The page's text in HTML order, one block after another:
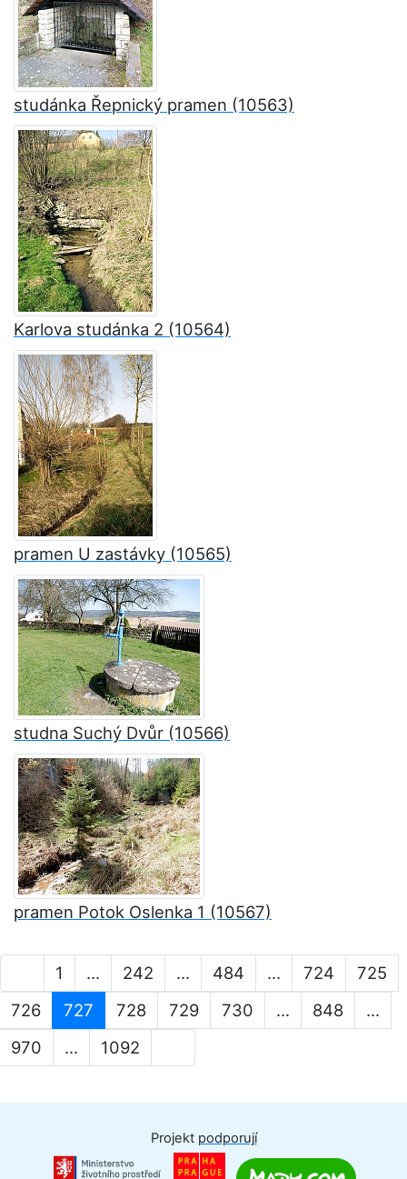
studánka Řepnický pramen (10563)
Karlova studánka 2 (10564)
pramen U zastávky (10565)
studna Suchý Dvůr (10566)
pramen Potok Oslenka 1 (10567)
1 ... 242 ... 484 ... 724
725
726
727 728 729 730 ... 848
...
970
... 1092
Projekt podporují